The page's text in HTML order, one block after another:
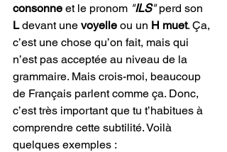
consonne et le pronom "ILS" perd son
L devant une voyelle ou un H muet. Ça,
c’est une chose qu’on fait, mais qui
n’est pas acceptée au niveau de la
grammaire. Mais crois-moi, beaucoup
de Français parlent comme ça. Donc,
c’est très important que tu t’habitues à
comprendre cette subtilité. Voilà
quelques exemples :